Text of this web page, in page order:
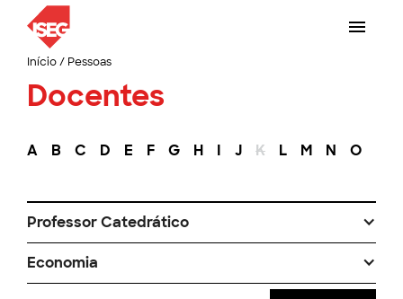
Início/ Pessoas
Docentes
A B C D E F G H I J K L M N O
Professor Catedrático
Economia